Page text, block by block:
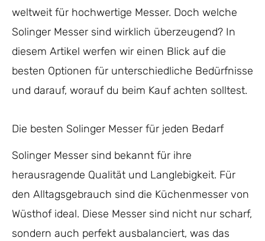
weltweit für hochwertige Messer. Doch welche
Solinger Messer sind wirklich überzeugend? In
diesem Artikel werfen wir einen Blick auf die
besten Optionen für unterschiedliche Bedürfnisse
und darauf, worauf du beim Kauf achten solltest.
Die besten Solinger Messer für jeden Bedarf
Solinger Messer sind bekannt für ihre
herausragende Qualität und Langlebigkeit. Für
den Alltagsgebrauch sind die Küchenmesser von
Wüsthof ideal. Diese Messer sind nicht nur scharf,
sondern auch perfekt ausbalanciert, was das